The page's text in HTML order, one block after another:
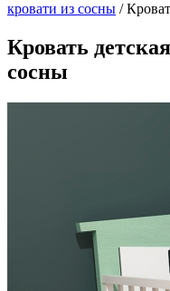
кровати из сосны /
Кровать
сосны